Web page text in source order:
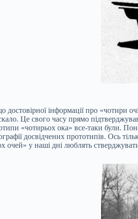
достовірної інформації про «чотири
Це свого часу прямо
«чотирьох ока» все-таки були.
досвідчених прототипів. Ось
очей» у наші дні люблять